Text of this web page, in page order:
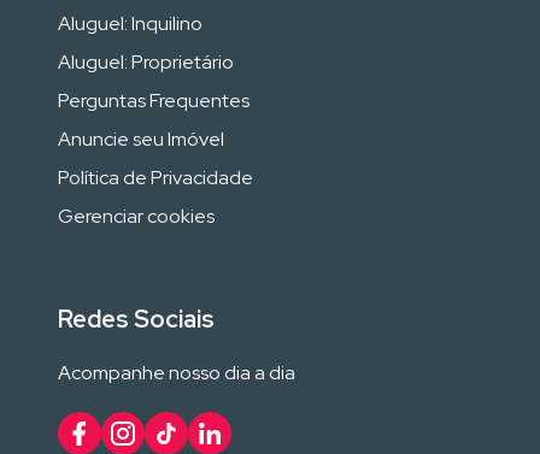
Aluguel: Inquilino
Aluguel: Proprietário
Perguntas Frequentes
Anuncie seu Imóvel
Política de Privacidade
Gerenciar cookies
Redes Sociais
Acompanhe nosso dia a dia